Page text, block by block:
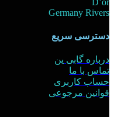
Germany Rivers
دسترسی سریع
درباره گابی ین
تماس با ما
حساب کاربری
قوانین مرجوعی